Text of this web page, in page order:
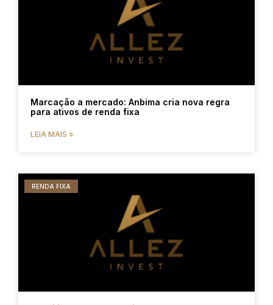
Marcação a mercado: Anbima cria nova regra
para ativos de renda fixa
LEIA MAIS »
RENDA FIXA